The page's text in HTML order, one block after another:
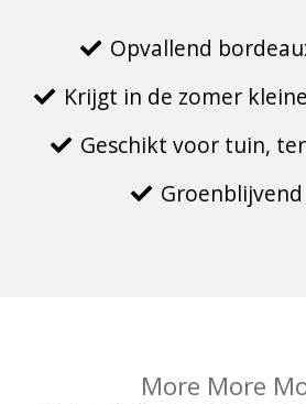
Opvallend
Krijgt in de zomer
Geschikt voor tuin,
More More